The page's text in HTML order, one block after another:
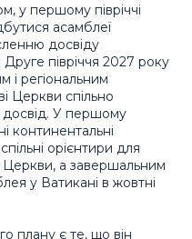
у першому півріччі
асамблеї
досвіду
півріччя 2027 року
і регіональним
Церкви спільно
досвід. У першому
континентальні
орієнтири для
Церкви, а завершальним
у Ватикані в жовтні
плану є те, що він